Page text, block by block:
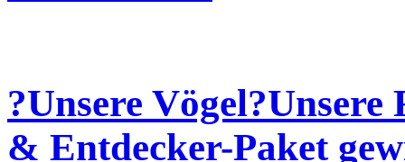
?Unsere
& Entdecker-Paket